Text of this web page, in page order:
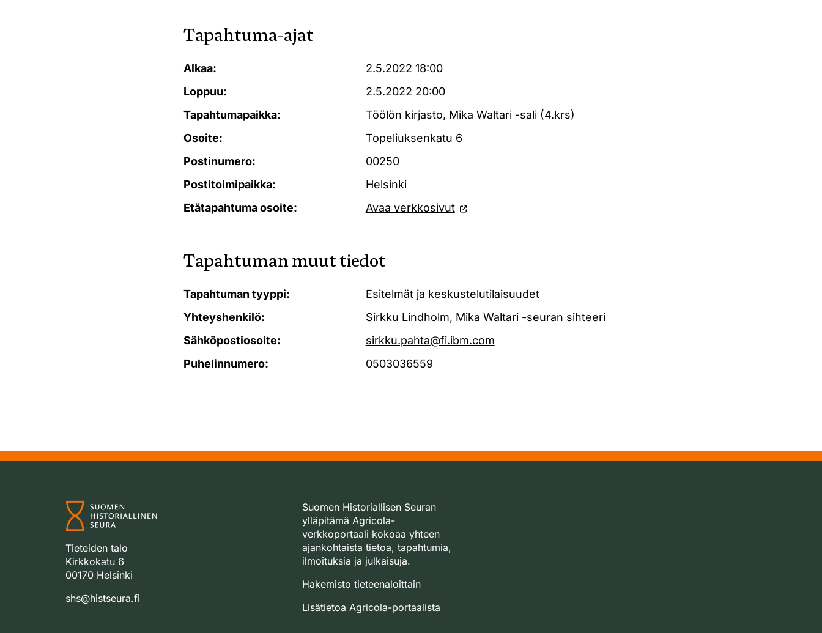
Tapahtuma-ajat
Alkaa:
2.5.2022 18:00
Loppuu:
2.5.2022 20:00
Tapahtumapaikka:
Töölön kirjasto, Mika Waltari -sali (4.krs)
Osoite:
Topeliuksenkatu 6
Postinumero:
00250
Postitoimipaikka:
Helsinki
Etätapahtuma osoite:
Avaa verkkosivut
Tapahtuman muut tiedot
Tapahtuman tyyppi:
Esitelmät ja keskustelutilaisuudet
Yhteyshenkilö:
Sirkku Lindholm, Mika Waltari -seuran sihteeri
Sähköpostiosoite:
sirkku.pahta@fi.ibm.com
Puhelinnumero:
0503036559
Tieteiden talo
Kirkkokatu 6
00170 Helsinki
shs@histseura.fi
Suomen Historiallisen Seuran
ylläpitämä Agricola-
verkkoportaali kokoaa yhteen
ajankohtaista tietoa, tapahtumia,
ilmoituksia ja julkaisuja.
Hakemisto tieteenaloittain
Lisätietoa Agricola-portaalista